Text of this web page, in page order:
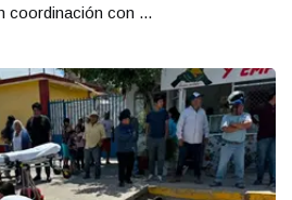
coordinación con ...